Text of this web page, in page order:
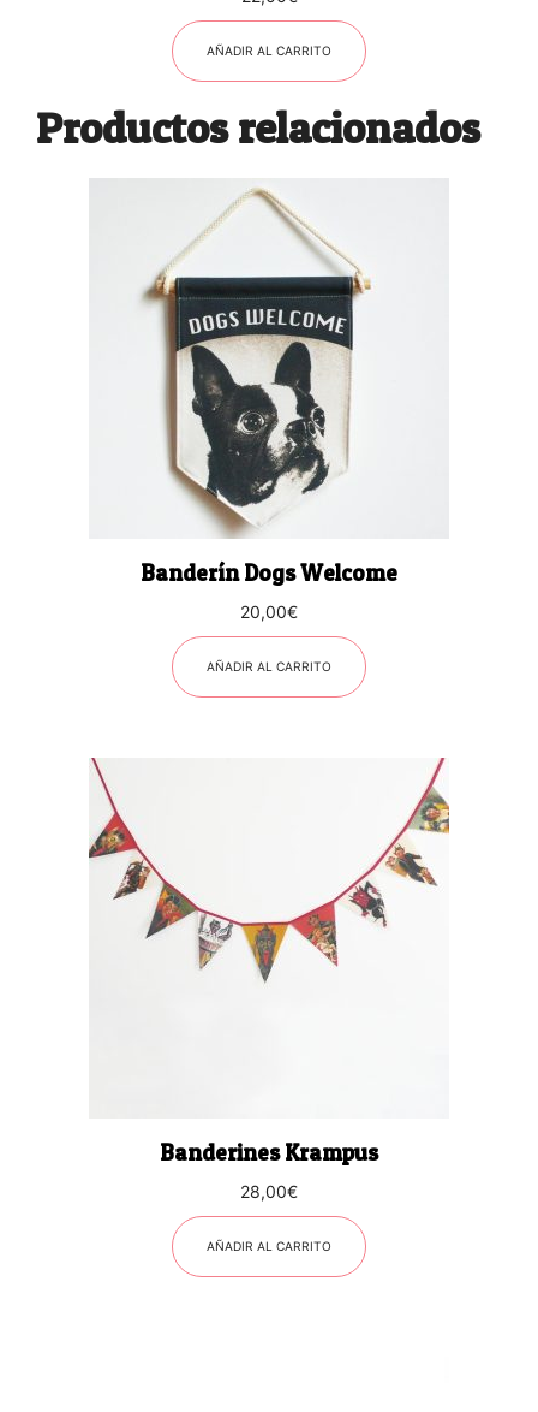
AÑADIR AL CARRITO
Productos relacionados
Banderín Dogs Welcome
20,00€
AÑADIR AL CARRITO
Banderines Krampus
28,00€
AÑADIR AL CARRITO